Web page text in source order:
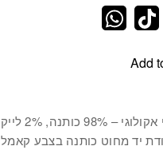
Add
כותנה, 2% לייקרה
יד מחוט כותנה בצבע קאמל